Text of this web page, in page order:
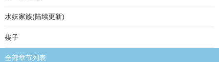
水妖家族(陆续更新)
楔子
全部章节列表